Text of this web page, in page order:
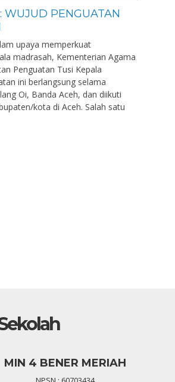
WUJUD PENGUATAN
upaya memperkuat
madrasah, Kementerian Agama
Penguatan Tusi Kepala
ini berlangsung selama
Oi, Banda Aceh, dan diikuti
kota di Aceh. Salah satu
MIN 4 BENER MERIAH